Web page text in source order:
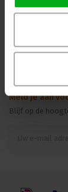
Meld je aan
Blijf op de